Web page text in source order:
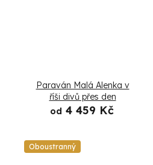
Paraván Malá Alenka v
říši divů přes den
od 4 459 Kč
Oboustranný